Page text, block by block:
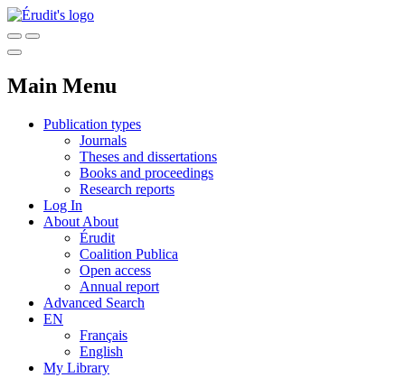
Main Menu
Publication types
Journals
Theses and dissertations
Books and proceedings
Research reports
Log In
About About
Érudit
Coalition Publica
Open access
Annual report
Advanced Search
EN
Français
English
My Library